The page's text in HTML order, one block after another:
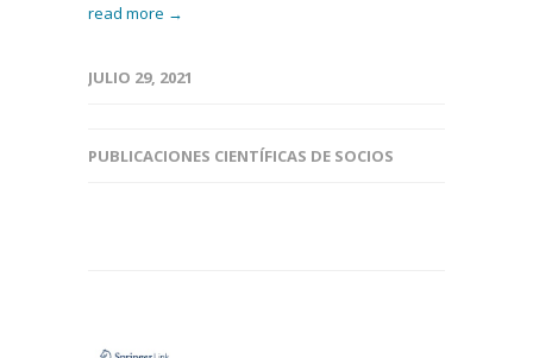
read more →
JULIO 29, 2021
PUBLICACIONES CIENTÍFICAS DE SOCIOS